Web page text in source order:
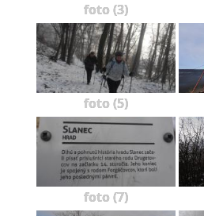
foto (3)
foto (5)
foto (7)